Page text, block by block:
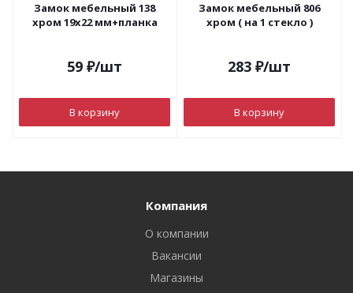
Замок мебельный 138
хром 19х22 мм+планка
59 ₽/шт
В корзину
Замок мебельный 806
хром ( на 1 стекло )
283 ₽/шт
В корзину
Компания
О компании
Вакансии
Магазины